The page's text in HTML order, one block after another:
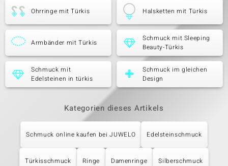
Ohrringe mit Türkis Halsketten mit Türkis
Armbänder mit Türkis
Schmuck mit Sleeping
Beauty-Türkis
Schmuck mit
Edelsteinen in türkis
Schmuck im gleichen
Design
Kategorien dieses Artikels
Schmuck online kaufen bei JUWELO Edelsteinschmuck
Türkisschmuck Ringe Damenringe Silberschmuck